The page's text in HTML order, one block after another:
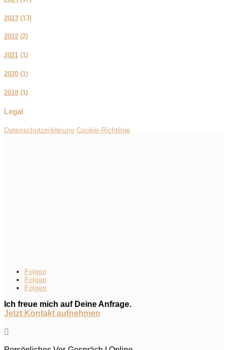
2023 (13)
2022 (2)
2021 (1)
2020 (1)
2018 (1)
Legal
Datenschutzerklärung Cookie-Richtlinie
Folgen
Folgen
Folgen
Ich freue mich auf Deine Anfrage.
Jetzt Kontakt aufnehmen
